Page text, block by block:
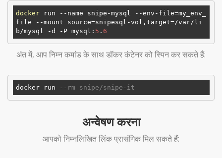
docker run --name snipe-mysql --env-file=my_env_
file --mount source=snipesql-vol,target=/var/li
b/mysql -d -P mysql: 5 . 6
अंत में, आप निम्न कमांड के साथ डॉकर कंटेनर को स्पिन कर सकते हैं:
docker run --rm snipe/snipe-it
अन्वेषण करना
आपको निम्नलिखित लिंक प्रासंगिक मिल सकते हैं: